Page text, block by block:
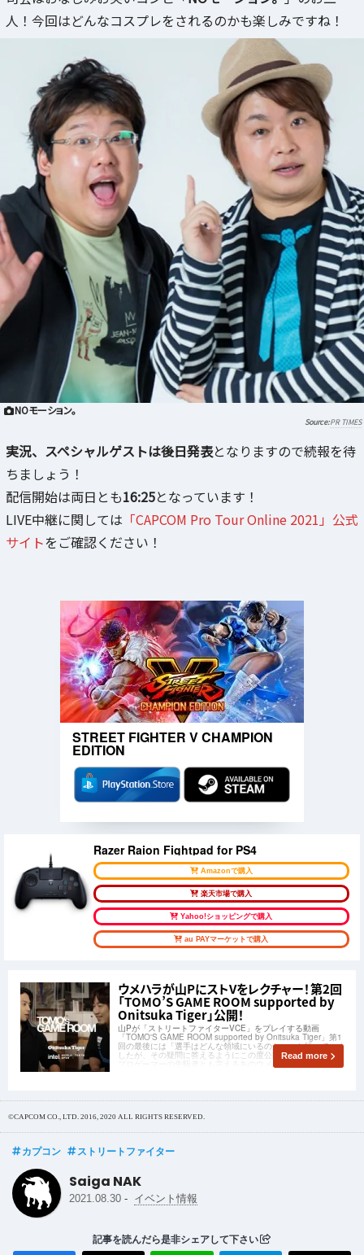
人！今回はどんなコスプレをされるのかも楽しみですね！
NOモーション。
PR TIMES
実況、スペシャルゲストは後日発表となりますので続報を待
ちましょう！
配信開始は両日とも16:25となっています！
LIVE中継に関しては 「CAPCOM Pro Tour Online 2021」公式
サイトをご確認ください！
STREET FIGHTER V CHAMPION
EDITION
Razer Raion Fightpad for PS4
Amazonで購入
楽天市場で購入
Yahoo!ショッピングで購入
au PAYマーケットで購入
ウメハラが山PにストVをレクチャー！第2回
「TOMO’S GAME ROOM supported by
Onitsuka Tiger」公開！
山Pが「ストリートファイターVCE」をプレイする動画
「TOMO'S GAME ROOM supported by Onitsuka Tiger」第1
回の最後には「選手はどんな領域にいるのか…」と語っていま
したが、その疑問に答えるようにこの度公開された第2回では
Read more
©CAPCOM CO., LTD. 2016, 2020 ALL RIGHTS RESERVED.
カプコン ストリートファイター
Saiga NAK
2021.08.30 - イベント情報
記事を読んだら是非シェアして下さい